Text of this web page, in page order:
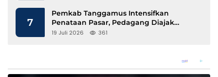
7
Pemkab Tanggamus Intensifkan
Penataan Pasar, Pedagang Diajak
Tempati Pasar Modern Talang Padang
19 Juli 2026 361